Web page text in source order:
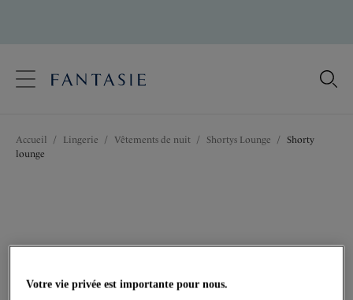
Langue
Accueil / Lingerie / Vêtements de nuit / Shortys Lounge /
Shorty
lounge
Votre vie privée est importante pour nous.